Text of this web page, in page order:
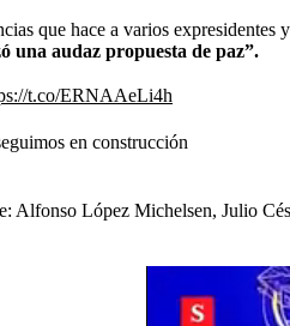
que hace a varios expresidentes
una audaz propuesta de paz”.
t.co/ERNAAeLi4h
en construcción
Alfonso López Michelsen, Julio